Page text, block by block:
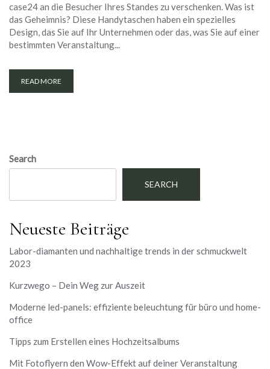
case24 an die Besucher Ihres Standes zu verschenken. Was ist
das Geheimnis? Diese Handytaschen haben ein spezielles
Design, das Sie auf Ihr Unternehmen oder das, was Sie auf einer
bestimmten Veranstaltung...
READ MORE
Search
SEARCH
Neueste Beiträge
Labor-diamanten und nachhaltige trends in der schmuckwelt
2023
Kurzwego – Dein Weg zur Auszeit
Moderne led-panels: effiziente beleuchtung für büro und home-
office
Tipps zum Erstellen eines Hochzeitsalbums
Mit Fotoflyern den Wow-Effekt auf deiner Veranstaltung